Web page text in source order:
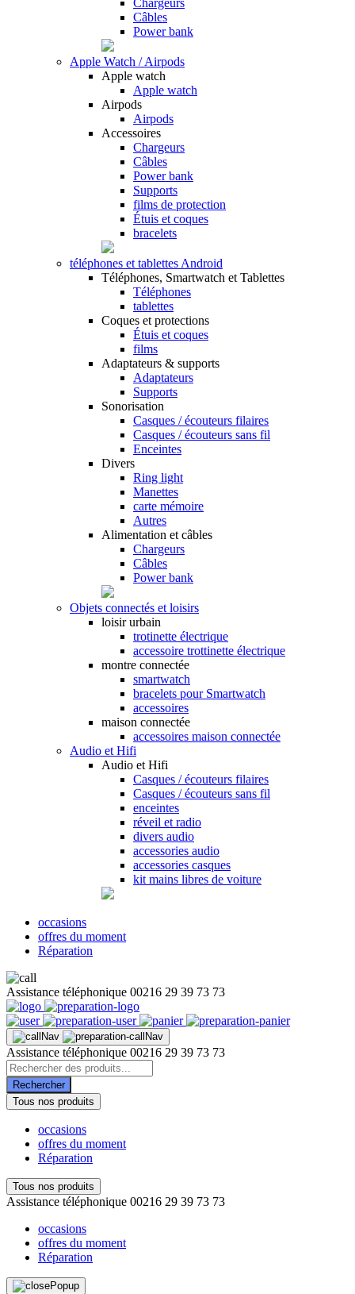
Chargeurs
Câbles
Power bank
Apple Watch / Airpods
Apple watch
Apple watch
Airpods
Airpods
Accessoires
Chargeurs
Câbles
Power bank
Supports
films de protection
Étuis et coques
bracelets
téléphones et tablettes Android
Téléphones, Smartwatch et Tablettes
Téléphones
tablettes
Coques et protections
Étuis et coques
films
Adaptateurs & supports
Adaptateurs
Supports
Sonorisation
Casques / écouteurs filaires
Casques / écouteurs sans fil
Enceintes
Divers
Ring light
Manettes
carte mémoire
Autres
Alimentation et câbles
Chargeurs
Câbles
Power bank
Objets connectés et loisirs
loisir urbain
trotinette électrique
accessoire trottinette électrique
montre connectée
smartwatch
bracelets pour Smartwatch
accessoires
maison connectée
accessoires maison connectée
Audio et Hifi
Audio et Hifi
Casques / écouteurs filaires
Casques / écouteurs sans fil
enceintes
réveil et radio
divers audio
accessories audio
accessories casques
kit mains libres de voiture
occasions
offres du moment
Réparation
Assistance téléphonique 00216 29 39 73 73
Assistance téléphonique 00216 29 39 73 73
Recherche
de
produits
Rechercher
Tous nos produits
occasions
offres du moment
Réparation
Tous nos produits
Assistance téléphonique 00216 29 39 73 73
occasions
offres du moment
Réparation